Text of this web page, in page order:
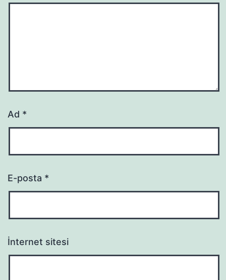
Ad *
E-posta *
İnternet sitesi